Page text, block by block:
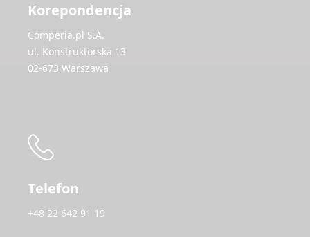
Korepondencja
Comperia.pl S.A.
ul. Konstruktorska 13
02-673 Warszawa
Telefon
+48 22 642 91 19